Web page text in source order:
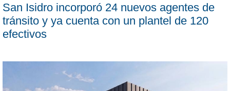
San Isidro incorporó 24 nuevos agentes de
tránsito y ya cuenta con un plantel de 120
efectivos